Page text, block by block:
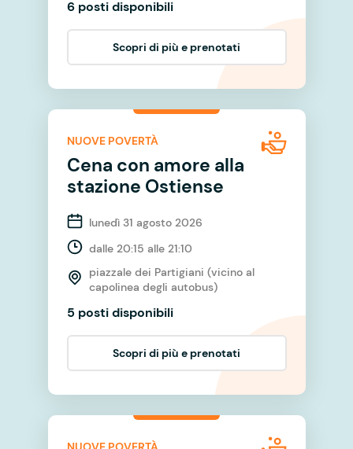
6 posti disponibili
Scopri di più e prenotati
NUOVE POVERTÀ
Cena con amore alla
stazione Ostiense
lunedì 31 agosto 2026
dalle 20:15 alle 21:10
piazzale dei Partigiani (vicino al
capolinea degli autobus)
5 posti disponibili
Scopri di più e prenotati